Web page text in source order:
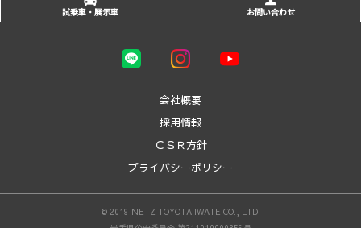
試乗車・展示車 お問い合わせ
会社概要
採用情報
ＣＳＲ方針
プライバシーポリシー
© 2019 NETZ TOYOTA IWATE CO., LTD.